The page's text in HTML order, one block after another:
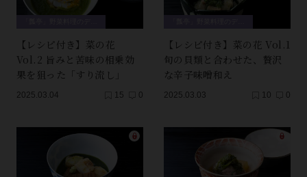
【レシピ付き】菜の花
Vol.2 旨みと苦味の相乗効
果を狙った「すり流し」
2025.03.04 15 0
【レシピ付き】菜の花 Vol.1
旬の貝類と合わせた、贅沢
な辛子味噌和え
2025.03.03 10 0